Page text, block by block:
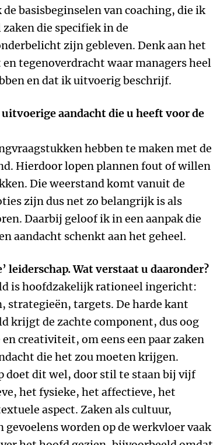
basisbeginselen van coaching, die ik
die specifiek in de
zijn gebleven. Denk aan het
tegenoverdracht waar managers heel
en dat ik uitvoerig beschrijf.
aandacht die u heeft voor de
hebben te maken met de
Hierdoor lopen plannen fout of willen
Die weerstand komt vanuit de
zijn dus net zo belangrijk is als
Daarbij geloof ik in een aanpak die
aandacht schenkt aan het geheel.
leiderschap. Wat verstaat u daaronder?
is hoofdzakelijk rationeel ingericht:
strategieën, targets. De harde kant
krijgt de zachte component, dus oog
creativiteit, om eens een paar zaken
die het zou moeten krijgen.
doet dit wel, door stil te staan bij vijf
het fysieke, het affectieve, het
aspect. Zaken als cultuur,
gevoelens worden op de werkvloer vaak